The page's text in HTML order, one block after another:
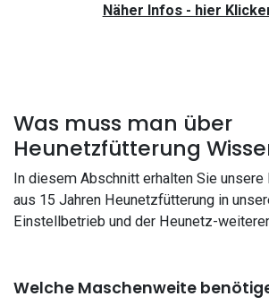
Näher Infos - hier
Was muss man über
Heunetzfütterung
In diesem Abschnitt erhalten Sie unsere
aus 15 Jahren Heunetzfütterung in
Einstellbetrieb und der Heunetz-
Welche Maschenweite